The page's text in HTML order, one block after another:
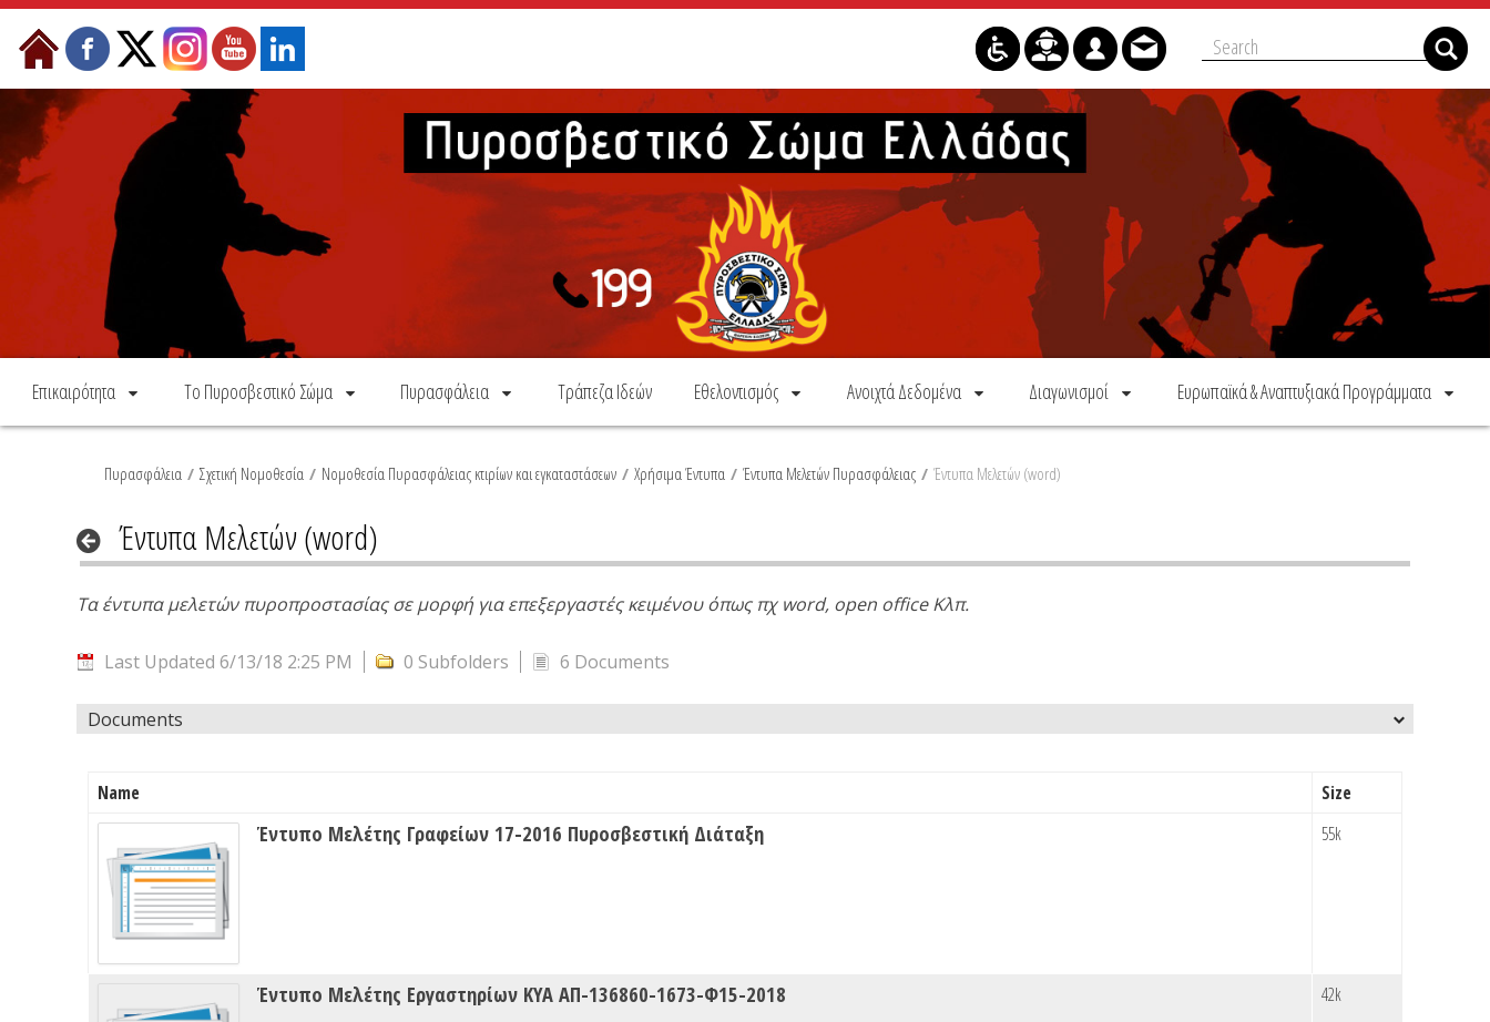
Skip to Content
Επικαιρότητα Το Πυροσβεστικό Σώμα Πυρασφάλεια Τράπεζα Ιδεών Εθελοντισμός Ανοιχτά Δεδομένα Διαγωνισμοί Ευρωπαϊκά & Αναπτυξιακά Προγράμματα
Πυρασφάλεια / Σχετική Νομοθεσία / Νομοθεσία Πυρασφάλειας κτιρίων και εγκαταστάσεων / Χρήσιμα Έντυπα / Έντυπα Μελετών Πυρασφάλειας / Έντυπα Μελετών (word)
Έντυπα Μελετών (word)
Τα έντυπα μελετών πυροπροστασίας σε μορφή για επεξεργαστές κειμένου όπως πχ word, open office Κλπ.
Last Updated 6/13/18 2:25 PM 0 Subfolders 6 Documents
Documents
Name Size
Έντυπο Μελέτης Γραφείων 17-2016 Πυροσβεστική Διάταξη 55k
Έντυπο Μελέτης Εργαστηρίων ΚΥΑ ΑΠ-136860-1673-Φ15-2018 42k